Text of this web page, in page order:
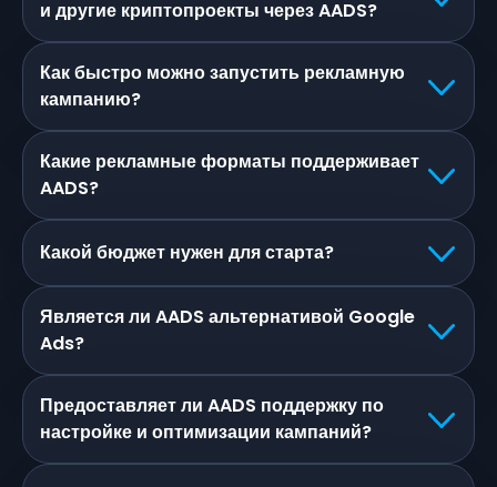
и другие криптопроекты через AADS?
Как быстро можно запустить рекламную
кампанию?
Какие рекламные форматы поддерживает
AADS?
Какой бюджет нужен для старта?
Является ли AADS альтернативой Google
Ads?
Предоставляет ли AADS поддержку по
настройке и оптимизации кампаний?